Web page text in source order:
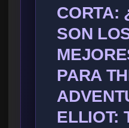
CORTA:
SON
PARA
ELLIOT: